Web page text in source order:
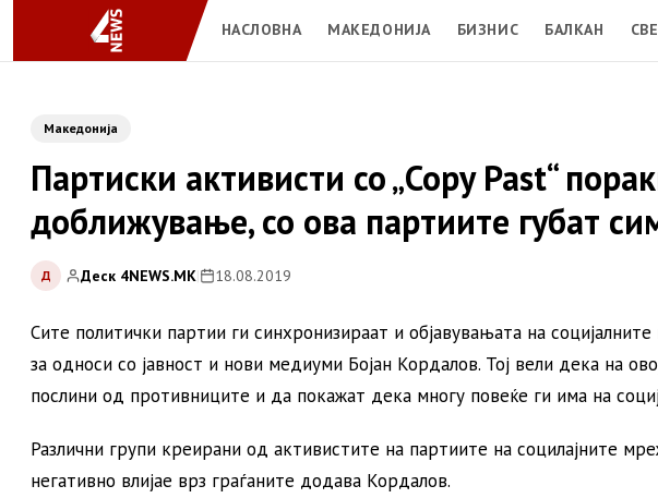
НАСЛОВНА МАКЕДОНИЈА БИЗНИС БАЛКАН
Македонија
Партиски активисти со „Copy Past“
доближување, со ова партиите губат
Д Деск 4NEWS.MK| 18.08.2019
Сите политички партии ги синхронизираат и објавувањата на
за односи со јавност и нови медиуми Бојан Кордалов. Тој вели дека на
послини од противниците и да покажат дека многу повеќе ги има на
Различни групи креирани од активистите на партиите на социлајните
негативно влијае врз граѓаните додава Кордалов.